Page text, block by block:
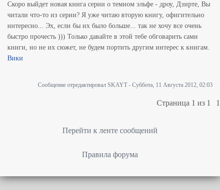
Скоро выйдет новая книга серии о темном эльфе - дроу, Дзирте, Вы
читали что-то из серии? Я уже читаю вторую книгу, офигительно
интересно... Эх, если бы их было больше... так не хочу все очень
быстро прочесть ))) Только давайте в этой тебе обговарить сами
книги, но не их сюжет, не будем портить другим интерес к книгам.
Вики
Сообщение отредактировал SKAYT - Суббота, 11 Августа 2012, 02:03
Страница 1 из 1 1
Перейти к ленте сообщений
Правила форума